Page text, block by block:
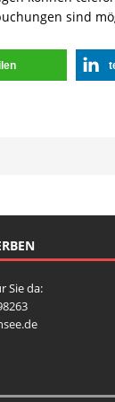
sind
Sie da: